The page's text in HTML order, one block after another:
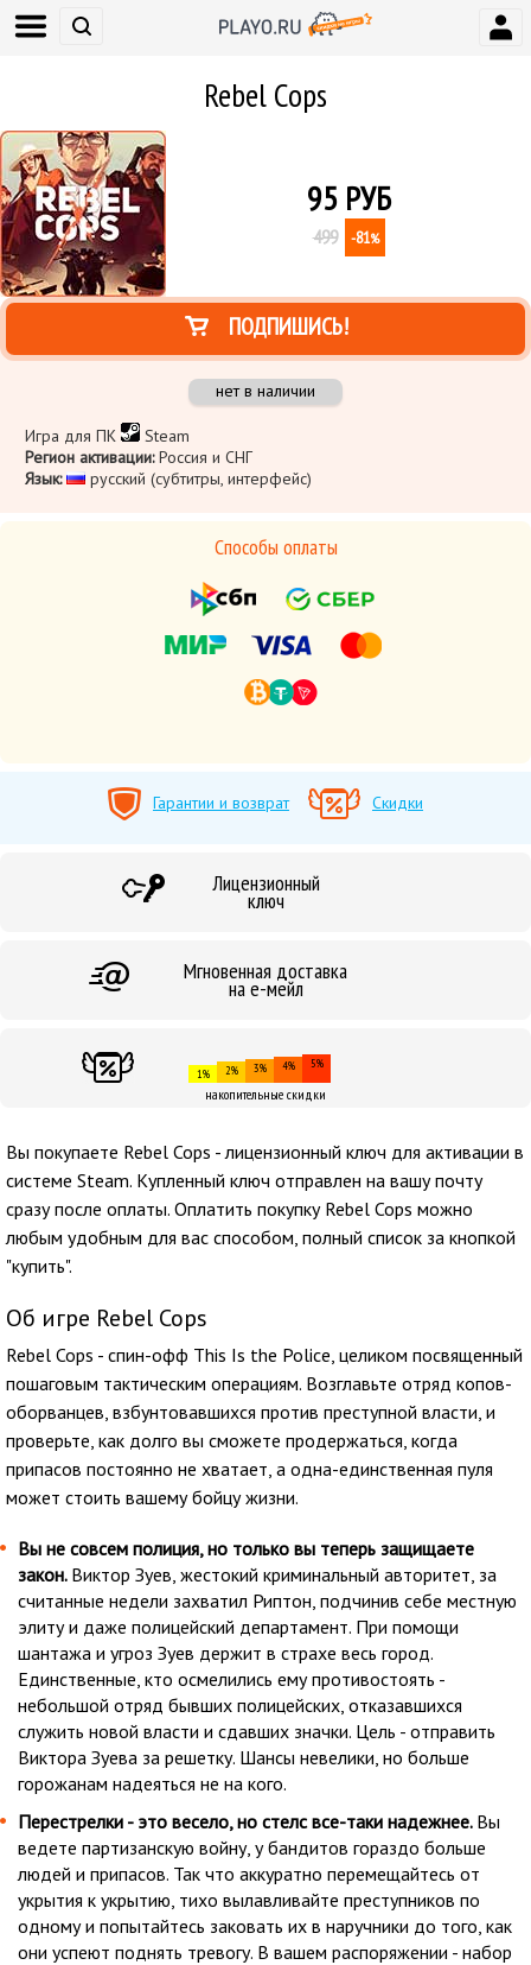
Rebel Cops
95РУБ
499 -81%
ПОДПИШИСЬ!
нет в наличии
Игра для ПК
Steam
Регион активации:Россия и СНГ
Язык:
​ русский (субтитры, интерфейс)
Способы оплаты
Гарантии и возврат Скидки
Лицензионный
ключ
Мгновенная доставка
на е-мейл
1% 2% 3% 4% 5%
накопительные скидки
Вы покупаете Rebel Cops - лицензионный ключ для активации в
системе Steam. Купленный ключ отправлен на вашу почту
сразу после оплаты. Оплатить покупку Rebel Cops можно
любым удобным для вас способом, полный список за кнопкой
"купить".
Об игре Rebel Cops
Rebel Cops - спин-офф This Is the Police, целиком посвященный
пошаговым тактическим операциям. Возглавьте отряд копов-
оборванцев, взбунтовавшихся против преступной власти, и
проверьте, как долго вы сможете продержаться, когда
припасов постоянно не хватает, а одна-единственная пуля
может стоить вашему бойцу жизни.
Вы не совсем полиция, но только вы теперь защищаете
закон. Виктор Зуев, жестокий криминальный авторитет, за
считанные недели захватил Риптон, подчинив себе местную
элиту и даже полицейский департамент. При помощи
шантажа и угроз Зуев держит в страхе весь город.
Единственные, кто осмелились ему противостоять -
небольшой отряд бывших полицейских, отказавшихся
служить новой власти и сдавших значки. Цель - отправить
Виктора Зуева за решетку. Шансы невелики, но больше
горожанам надеяться не на кого.
Перестрелки - это весело, но стелс все-таки надежнее. Вы
ведете партизанскую войну, у бандитов гораздо больше
людей и припасов. Так что аккуратно перемещайтесь от
укрытия к укрытию, тихо вылавливайте преступников по
одному и попытайтесь заковать их в наручники до того, как
они успеют поднять тревогу. В вашем распоряжении - набор